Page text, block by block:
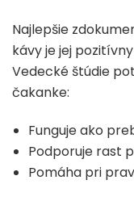
Najlepšie
kávy je jej
Vedecké štúdie
čakanke:
Funguje ako
Podporuje rast
Pomáha pri